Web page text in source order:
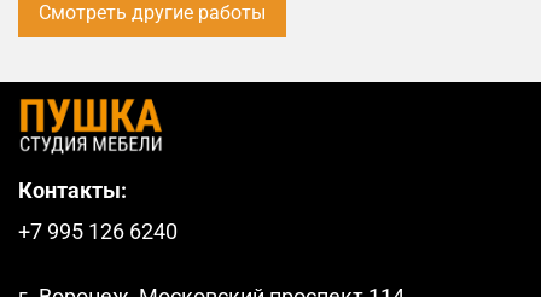
Смотреть другие работы
Контакты:
+7 995 126 6240